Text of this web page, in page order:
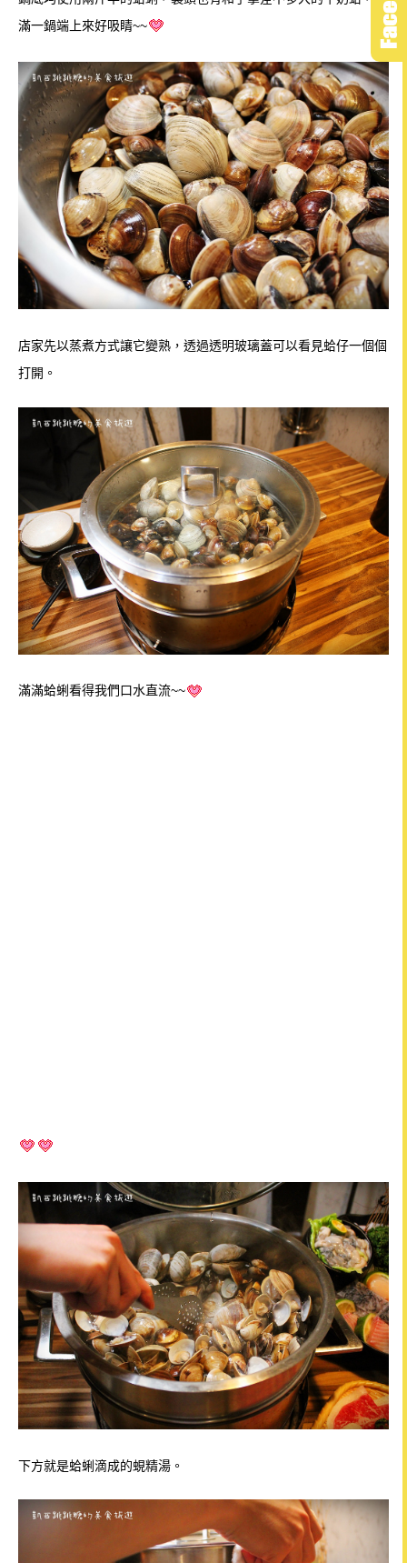
滿一鍋端上來好吸睛~~
店家先以蒸煮方式讓它變熟， 透過透明玻璃蓋可以看見蛤仔一個個
打開。
滿滿蛤蜊看得我們口水直流~~
下方就是蛤蜊滴成的蜆精湯 。